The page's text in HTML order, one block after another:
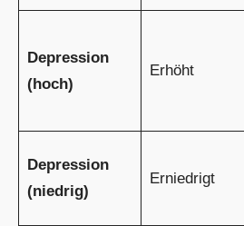
Depression
(hoch)
Erhöht
Depression
(niedrig)
Erniedrigt